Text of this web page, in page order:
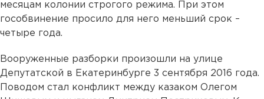
месяцам колонии строгого режима. При этом
гособвинение просило для него меньший срок –
четыре года.
Вооруженные разборки произошли на улице
Депутатской в Екатеринбурге 3 сентября 2016 года.
Поводом стал конфликт между казаком Олегом